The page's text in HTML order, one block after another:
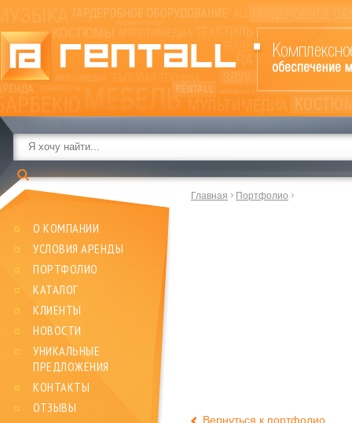
О КОМПАНИИ
УСЛОВИЯ АРЕНДЫ
ПОРТФОЛИО
КАТАЛОГ
КЛИЕНТЫ
НОВОСТИ
УНИКАЛЬНЫЕ
ПРЕДЛОЖЕНИЯ
КОНТАКТЫ
ОТЗЫВЫ
Главная Портфолио
Вернуться к портфолио